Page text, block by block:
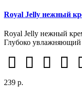
Royal Jelly нежный
Royal Jelly нежный
Глубоко
239 р.